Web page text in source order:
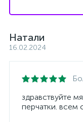
Натали
16.02.2024
здравствуйте
перчатки. всем